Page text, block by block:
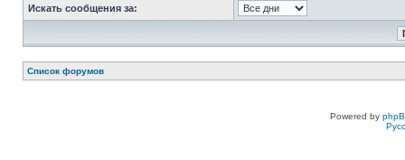
Искать сообщения за:
Список форумов
Powered by